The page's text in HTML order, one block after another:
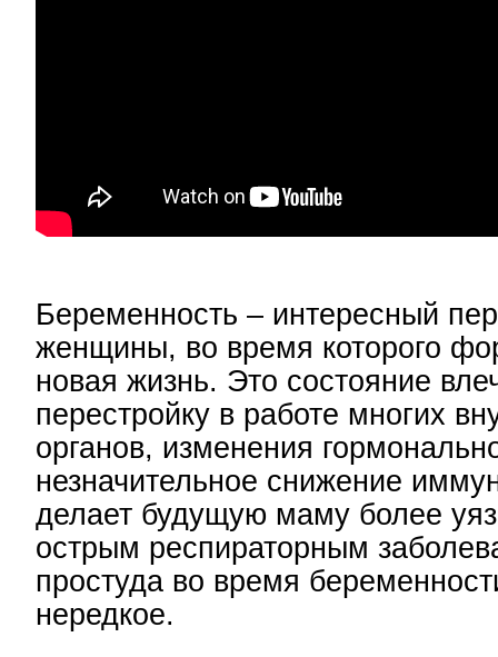
Беременность – интересный
женщины, во время которого
новая жизнь. Это состояние
перестройку в работе многих
органов, изменения
незначительное снижение
делает будущую маму более
острым респираторным
простуда во время
нередкое.